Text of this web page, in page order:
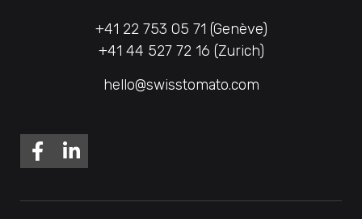
+41 22 753 05 71 (Genève)
+41 44 527 72 16 (Zurich)
hello@swisstomato.com